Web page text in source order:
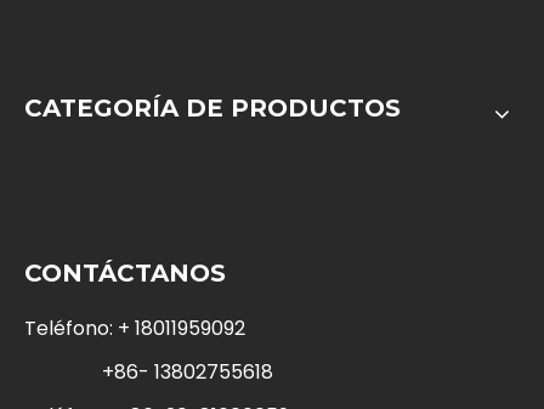
CATEGORÍA DE PRODUCTOS
CONTÁCTANOS
Teléfono: + 18011959092
+86- 13802755618